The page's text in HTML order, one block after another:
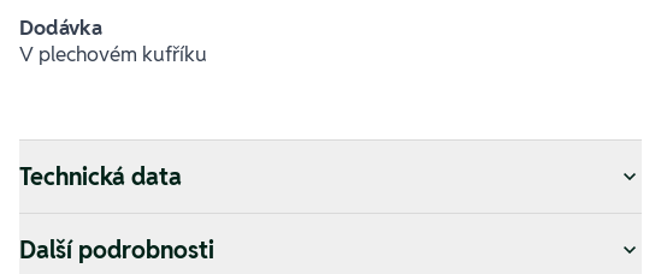
Dodávka
V plechovém kufříku
Technická data
Další podrobnosti